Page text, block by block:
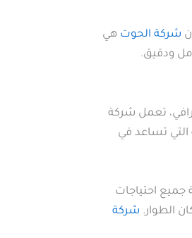
شركة الحوت هي
ودقيق.
تعمل شركة
تساعد في
جميع احتياجات
الطوار. شركة